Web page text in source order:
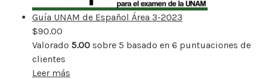
Guía UNAM de Español Área 3-2023
$90.00
Valorado 5.00 sobre 5 basado en 6 puntuaciones de
clientes
Leer más